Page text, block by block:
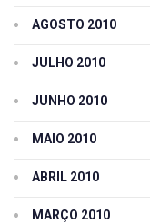
AGOSTO 2010
JULHO 2010
JUNHO 2010
MAIO 2010
ABRIL 2010
MARÇO 2010